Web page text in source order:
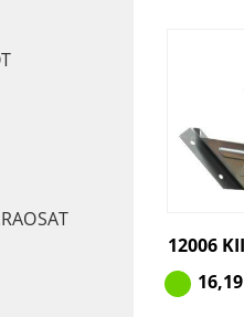
12006